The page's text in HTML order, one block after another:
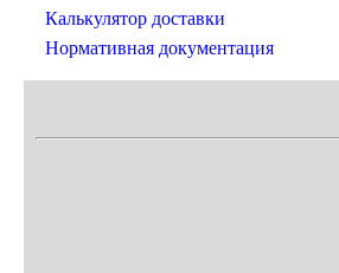
Калькулятор доставки
Нормативная документация